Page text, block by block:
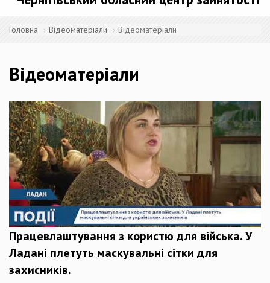
Головна Відеоматеріали Відеоматеріали
Відеоматеріали
Працевлаштування з користю для війська. У
Ладані плетуть маскувальні сітки для
захисників.